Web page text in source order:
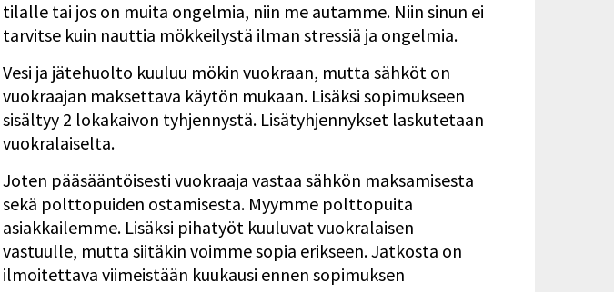
tilalle tai jos on muita ongelmia, niin me autamme. Niin sinun ei
tarvitse kuin nauttia mökkeilystä ilman stressiä ja ongelmia.
Vesi ja jätehuolto kuuluu mökin vuokraan, mutta sähköt on
vuokraajan maksettava käytön mukaan. Lisäksi sopimukseen
sisältyy 2 lokakaivon tyhjennystä. Lisätyhjennykset laskutetaan
vuokralaiselta.
Joten pääsääntöisesti vuokraaja vastaa sähkön maksamisesta
sekä polttopuiden ostamisesta. Myymme polttopuita
asiakkailemme. Lisäksi pihatyöt kuuluvat vuokralaisen
vastuulle, mutta siitäkin voimme sopia erikseen. Jatkosta on
ilmoitettava viimeistään kuukausi ennen sopimuksen